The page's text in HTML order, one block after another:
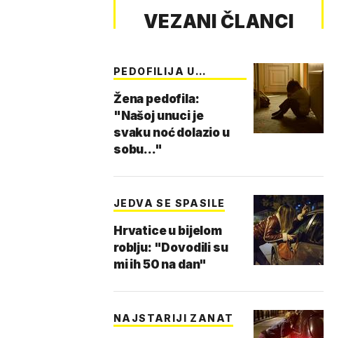
VEZANI ČLANCI
PEDOFILIJA U
Žena pedofila:
"Našoj unuci je
svaku noć dolazio u
sobu..."
JEDVA SE SPASILE
Hrvatice u bijelom
roblju: "Dovodili su
mi ih 50 na dan"
NAJSTARIJI ZANAT